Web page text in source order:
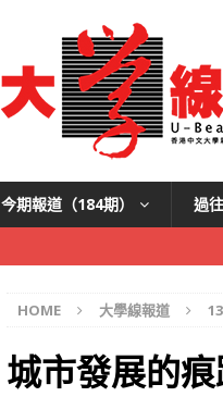
今期報道（184期） 過
HOME 大學線報道
城市發展的